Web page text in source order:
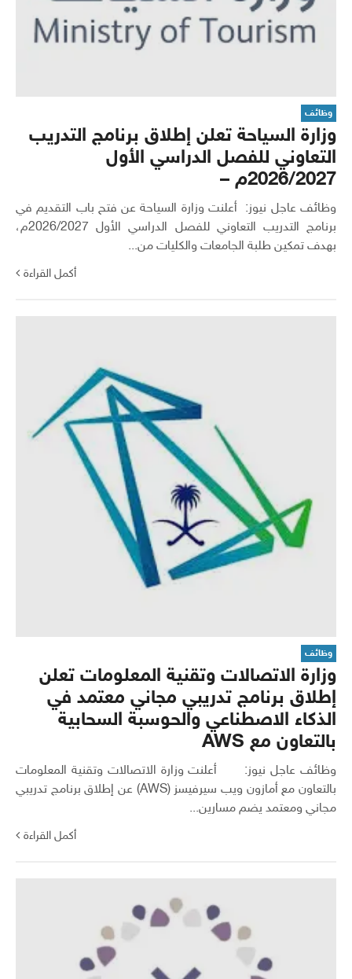
وظائف
وزارة السياحة تعلن إطلاق برنامج التدريب
التعاوني للفصل الدراسي الأول
2026/2027م –
وظائف عاجل نيوز: أعلنت وزارة السياحة عن فتح باب التقديم في
برنامج التدريب التعاوني للفصل الدراسي الأول 2026/2027م،
بهدف تمكين طلبة الجامعات والكليات من...
أكمل القراءة
وظائف
وزارة الاتصالات وتقنية المعلومات تعلن
إطلاق برنامج تدريبي مجاني معتمد في
الذكاء الاصطناعي والحوسبة السحابية
بالتعاون مع AWS
وظائف عاجل نيوز: أعلنت وزارة الاتصالات وتقنية المعلومات
بالتعاون مع أمازون ويب سيرفيسز (AWS) عن إطلاق برنامج تدريبي
مجاني ومعتمد يضم مسارين...
أكمل القراءة